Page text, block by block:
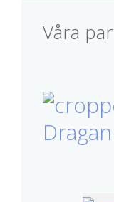
Våra